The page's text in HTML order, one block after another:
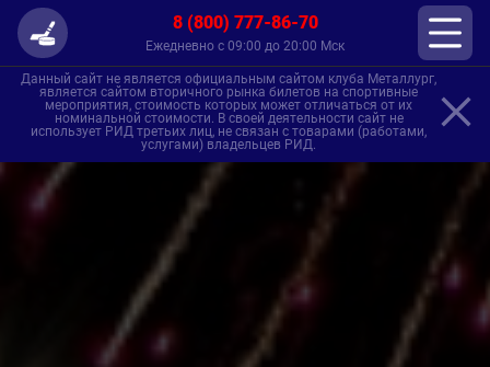
8 (800) 777-86-70
Ежедневно с 09:00 до 20:00 Мск
Данный сайт не является официальным сайтом клуба Металлург,
является сайтом вторичного рынка билетов на спортивные
мероприятия, стоимость которых может отличаться от их
номинальной стоимости. В своей деятельности сайт не
использует РИД третьих лиц, не связан с товарами (работами,
услугами) владельцев РИД.